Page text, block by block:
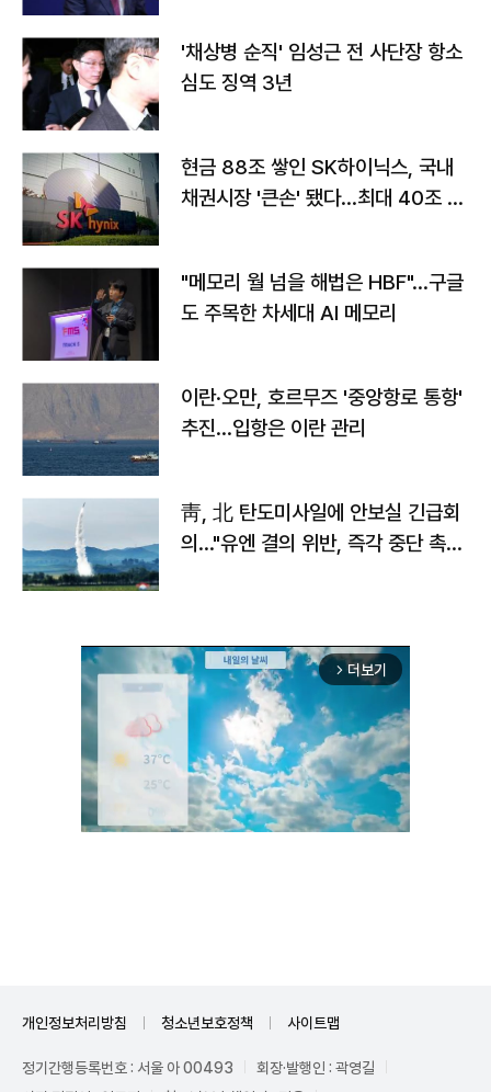
'채상병 순직' 임성근 전 사단장 항소
심도 징역 3년
현금 88조 쌓인 SK하이닉스, 국내
채권시장 '큰손' 됐다…최대 40조 투
"메모리 월 넘을 해법은 HBF"…구글
도 주목한 차세대 AI 메모리
이란·오만, 호르무즈 '중앙항로 통항'
추진…입항은 이란 관리
靑, 北 탄도미사일에 안보실 긴급회
의…"유엔 결의 위반, 즉각 중단 촉
arrow_forward_ios 더보기
개인정보처리방침 청소년보호정책 사이트맵
정기간행등록번호 : 서울 아 00493
회장·발행인 : 곽영길